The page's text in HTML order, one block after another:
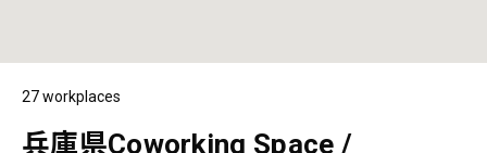
27 workplaces
兵庫県Coworking Space /